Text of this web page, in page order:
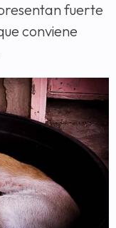
fuerte
conviene